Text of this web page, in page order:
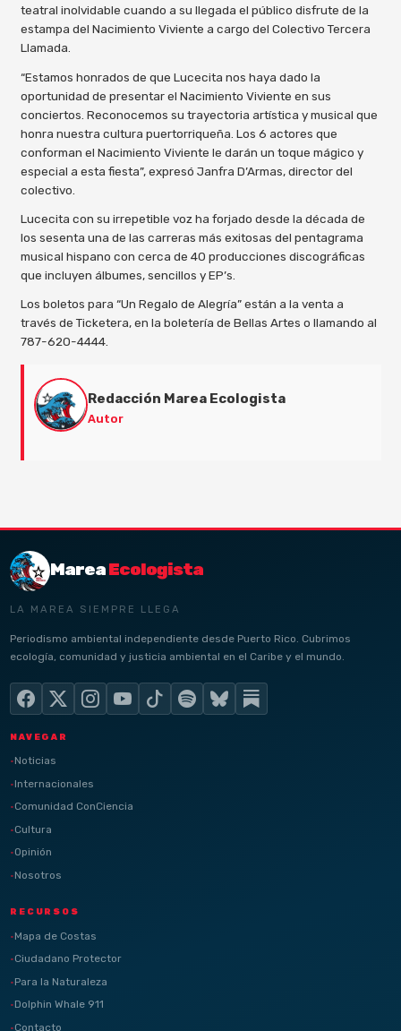
teatral inolvidable cuando a su llegada el público disfrute de la
estampa del Nacimiento Viviente a cargo del Colectivo Tercera
Llamada.
“Estamos honrados de que Lucecita nos haya dado la
oportunidad de presentar el Nacimiento Viviente en sus
conciertos. Reconocemos su trayectoria artística y musical que
honra nuestra cultura puertorriqueña. Los 6 actores que
conforman el Nacimiento Viviente le darán un toque mágico y
especial a esta fiesta”, expresó Janfra D’Armas, director del
colectivo.
Lucecita con su irrepetible voz ha forjado desde la década de
los sesenta una de las carreras más exitosas del pentagrama
musical hispano con cerca de 40 producciones discográficas
que incluyen álbumes, sencillos y EP’s.
Los boletos para “Un Regalo de Alegría” están a la venta a
través de Ticketera, en la boletería de Bellas Artes o llamando al
787-620-4444.
Redacción Marea Ecologista
Autor
MareaEcologista
LA MAREA SIEMPRE LLEGA
Periodismo ambiental independiente desde Puerto Rico. Cubrimos
ecología, comunidad y justicia ambiental en el Caribe y el mundo.
NAVEGAR
Noticias
Internacionales
Comunidad ConCiencia
Cultura
Opinión
Nosotros
RECURSOS
Mapa de Costas
Ciudadano Protector
Para la Naturaleza
Dolphin Whale 911
Contacto